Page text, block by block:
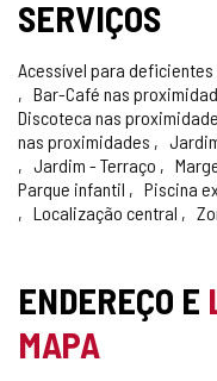
SERVIÇOS
Acessível para deficientes
Bar-Café nas
Discoteca nas
nas proximidades
Jardim - Terraço
Parque infantil
Piscina
Localização central
ENDEREÇO E
MAPA